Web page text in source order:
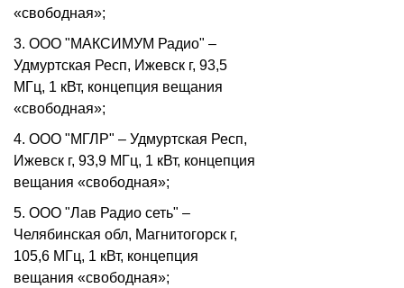
«свободная»;
3. ООО "МАКСИМУМ Радио" –
Удмуртская Респ, Ижевск г, 93,5
МГц, 1 кВт, концепция вещания
«свободная»;
4. ООО "МГЛР" – Удмуртская Респ,
Ижевск г, 93,9 МГц, 1 кВт, концепция
вещания «свободная»;
5. ООО "Лав Радио сеть" –
Челябинская обл, Магнитогорск г,
105,6 МГц, 1 кВт, концепция
вещания «свободная»;